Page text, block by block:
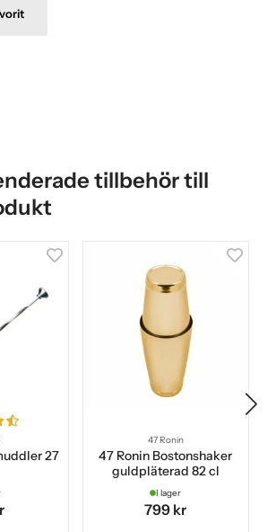
tillbehör till
27
47 Ronin
47 Ronin Bostonshaker
guldpläterad 82 cl
I lager
799 kr